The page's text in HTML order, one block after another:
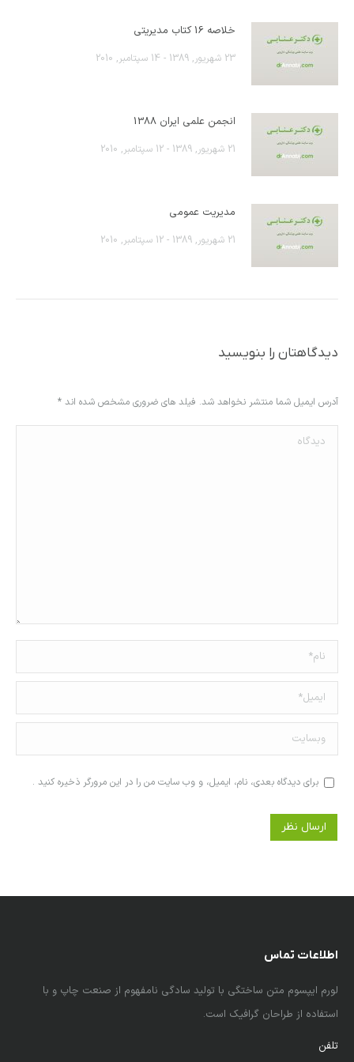
خلاصه 16 کتاب مدیریتی
23 شهریور, 1389 - 14 سپتامبر, 2010
انجمن علمی ایران 1388
21 شهریور, 1389 - 12 سپتامبر, 2010
مدیریت عمومی
21 شهریور, 1389 - 12 سپتامبر, 2010
دیدگاهتان را بنویسید
آدرس ایمیل شما منتشر نخواهد شد. فیلد های ضروری مشخص شده اند *
دیدگاه
نام *
ایمیل *
وبسایت
برای دیدگاه بعدی، نام، ایمیل، و وب سایت من را در این مرورگر ذخیره کنید .
ارسال نظر
اطلاعات تماس
لورم ایپسوم متن ساختگی با تولید سادگی نامفهوم از صنعت چاپ و با
استفاده از طراحان گرافیک است.
تلفن